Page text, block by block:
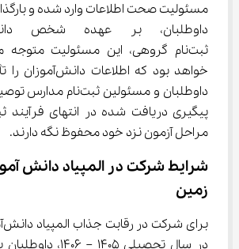
مسئولیت صحت اطلاعات وارد شده و
ثبت‌نام گروهی، این مسئولیت متوجه
مراحل آزمون نزد خود محفوظ نگه دارند.
شرایط شرکت در المپیاد دانش
زمین
در سال تحصیلی 1405 –